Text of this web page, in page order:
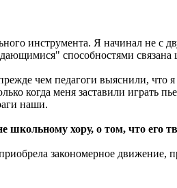
инструмента. Я начинал не с
способностями связана
чем педагоги выяснили,
когда меня заставили играть
наши.
хору, о том, что его
закономерное